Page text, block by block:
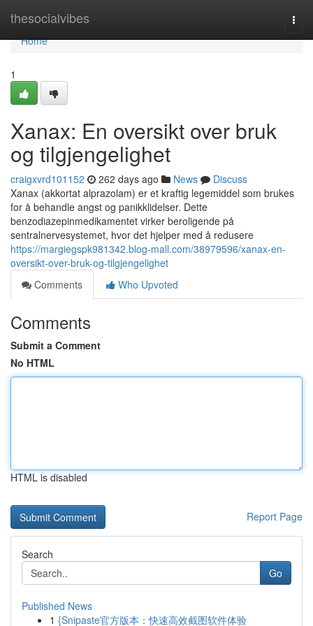
thesocialvibes
Home
Home
1
Xanax: En oversikt over bruk
og tilgjengelighet
craigxvrd101152 262 days ago News
Discuss
Xanax (akkortat alprazolam) er et kraftig legemiddel som brukes
for å behandle angst og panikklidelser. Dette
benzodiazepinmedikamentet virker beroligende på
sentralnervesystemet, hvor det hjelper med å redusere
https://margiegspk981342.blog-mall.com/38979596/xanax-en-
oversikt-over-bruk-og-tilgjengelighet
Comments
Who Upvoted
Comments
Submit a Comment
No HTML
HTML is disabled
Report Page
Search
Go
Published News
1 {Snipaste官方版本：快速高效截图软件体验